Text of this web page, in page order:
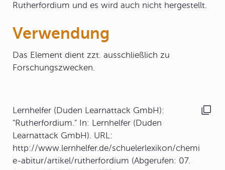
Rutherfordium und es wird auch nicht hergestellt.
Verwendung
Das Element dient zzt. ausschließlich zu
Forschungszwecken.
Lernhelfer (Duden Learnattack GmbH):
"Rutherfordium." In: Lernhelfer (Duden
Learnattack GmbH). URL:
http://www.lernhelfer.de/schuelerlexikon/chemi
e-abitur/artikel/rutherfordium (Abgerufen: 07.